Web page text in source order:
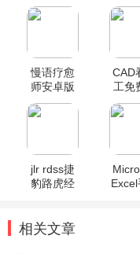
慢语疗愈
师安卓版
CAD
工免
jlr rdss捷
豹路虎经
相关文章